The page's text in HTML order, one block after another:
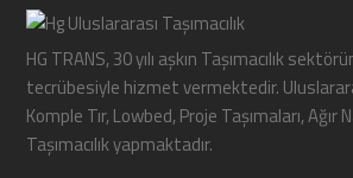
HG TRANS, 30 yılı aşkın Taşımacılık
tecrübesiyle hizmet vermektedir.
Komple Tır, Lowbed, Proje Taşımaları, Ağır
Taşımacılık yapmaktadır.